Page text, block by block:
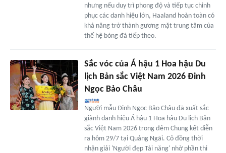
nhưng nếu duy trì phong độ và tiếp tục chinh
phục các danh hiệu lớn, Haaland hoàn toàn có
khả năng trở thành gương mặt trung tâm của
thế hệ bóng đá tiếp theo.
Sắc vóc của Á hậu 1 Hoa hậu Du
lịch Bản sắc Việt Nam 2026 Đinh
Ngọc Bảo Châu
Người mẫu Đinh Ngọc Bảo Châu đã xuất sắc
giành danh hiệu Á hậu 1 Hoa hậu Du lịch Bản
sắc Việt Nam 2026 trong đêm Chung kết diễn
ra hôm 29/7 tại Quảng Ngãi. Cô đồng thời
nhận giải 'Người đẹp Tài năng' nhờ phần thi